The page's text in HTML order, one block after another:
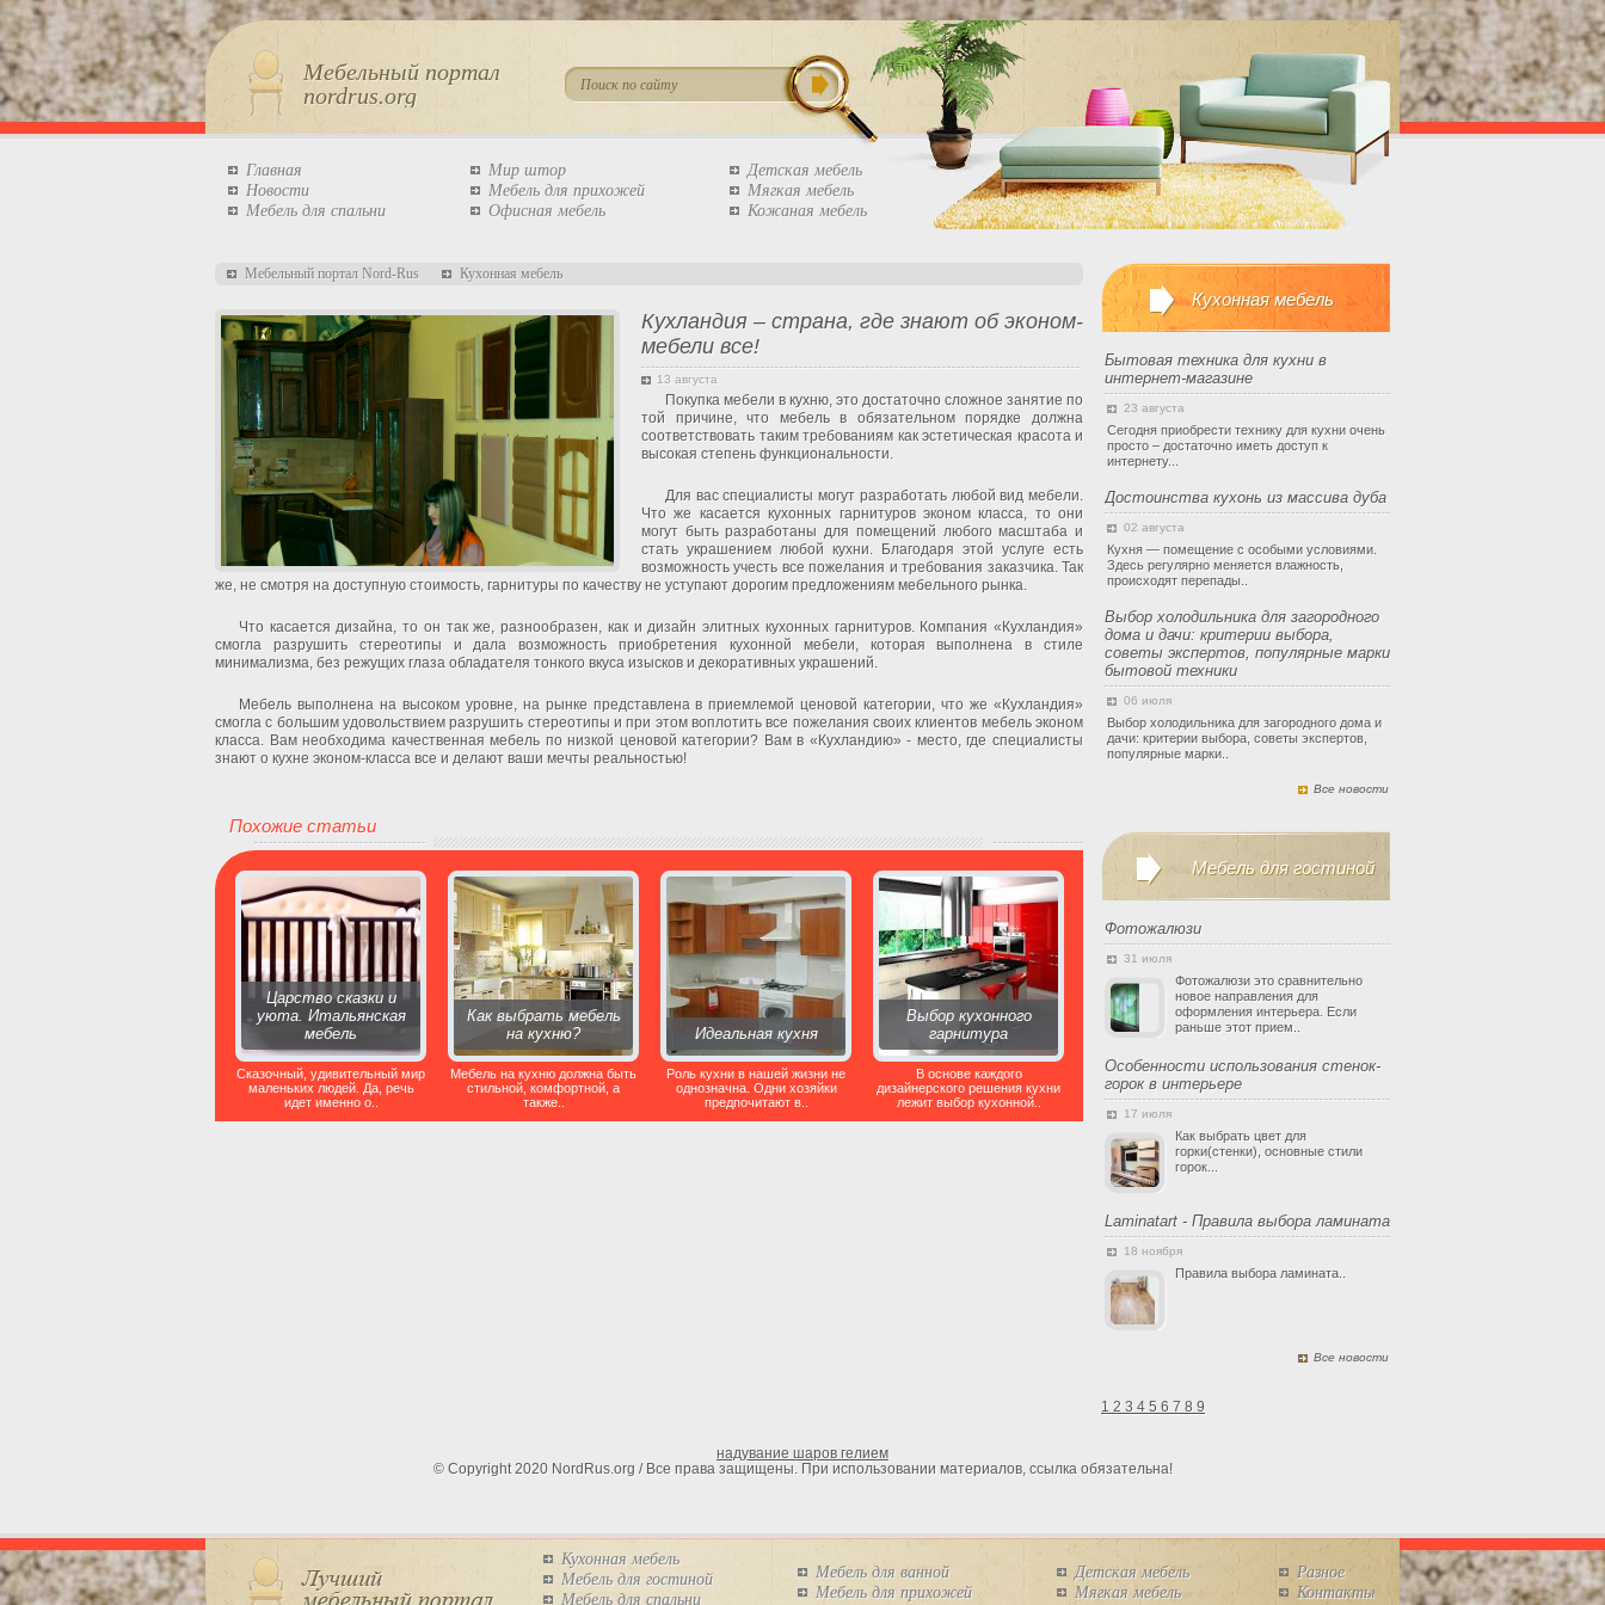
Мебельный портал
nordrus.org
Главная
Новости
Мебель для спальни
Мир штор
Мебель для прихожей
Офисная мебель
Детская мебель
Мягкая мебель
Кожаная мебель
Мебельный портал Nord-Rus Кухонная мебель
Кухландия – страна, где знают об эконом-
мебели все!
13 августа
Покупка мебели в кухню, это достаточно сложное занятие по
той причине, что мебель в обязательном порядке должна
соответствовать таким требованиям как эстетическая красота и
высокая степень функциональности.
Для вас специалисты могут разработать любой вид мебели.
Что же касается кухонных гарнитуров эконом класса, то они
могут быть разработаны для помещений любого масштаба и
стать украшением любой кухни. Благодаря этой услуге есть
возможность учесть все пожелания и требования заказчика. Так
же, не смотря на доступную стоимость, гарнитуры по качеству не уступают дорогим предложениям мебельного рынка.
Что касается дизайна, то он так же, разнообразен, как и дизайн элитных кухонных гарнитуров. Компания «Кухландия»
смогла разрушить стереотипы и дала возможность приобретения кухонной мебели, которая выполнена в стиле
минимализма, без режущих глаза обладателя тонкого вкуса изысков и декоративных украшений.
Мебель выполнена на высоком уровне, на рынке представлена в приемлемой ценовой категории, что же «Кухландия»
смогла с большим удовольствием разрушить стереотипы и при этом воплотить все пожелания своих клиентов мебель эконом
класса. Вам необходима качественная мебель по низкой ценовой категории? Вам в «Кухландию» - место, где специалисты
знают о кухне эконом-класса все и делают ваши мечты реальностью!
Похожие статьи
Царство сказки и
уюта. Итальянская
мебель
Сказочный, удивительный мир
маленьких людей. Да, речь
идет именно о..
Как выбрать мебель
на кухню?
Мебель на кухню должна быть
стильной, комфортной, а
также..
Идеальная кухня
Роль кухни в нашей жизни не
однозначна. Одни хозяйки
предпочитают в..
Выбор кухонного
гарнитура
В основе каждого
дизайнерского решения кухни
лежит выбор кухонной..
Кухонная мебель
Бытовая техника для кухни в
интернет-магазине
23 августа
Сегодня приобрести технику для кухни очень
просто – достаточно иметь доступ к
интернету...
Достоинства кухонь из массива дуба
02 августа
Кухня — помещение с особыми условиями.
Здесь регулярно меняется влажность,
происходят перепады..
Выбор холодильника для загородного
дома и дачи: критерии выбора,
советы экспертов, популярные марки
бытовой техники
06 июля
Выбор холодильника для загородного дома и
дачи: критерии выбора, советы экспертов,
популярные марки..
Все новости
Мебель для гостиной
Фотожалюзи
31 июля
Фотожалюзи это сравнительно
новое направления для
оформления интерьера. Если
раньше этот прием..
Особенности использования стенок-
горок в интерьере
17 июля
Как выбрать цвет для
горки(стенки), основные стили
горок...
Laminatart - Правила выбора ламината
18 ноября
Правила выбора ламината..
Все новости
1 2 3 4 5 6 7 8 9
надувание шаров гелием
© Copyright 2020 NordRus.org / Все права защищены. При использовании материалов, ссылка обязательна!
Кухонная мебель
Мебель для гостиной
Мебель для спальни
Мебель для ванной
Мебель для прихожей
Детская мебель
Мягкая мебель
Разное
Контакты